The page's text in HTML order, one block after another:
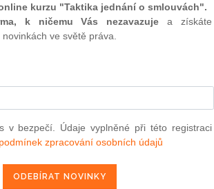
textových souborech,
Tyto cookies mohou být (a velmi
webové stránky, čímž jsou pro
návštěvníka (klienta) webové
zboží, zájezdu, atp.).
prostřednictvím může být zákazník
Výhodou používání těchto
potřeby (podle preferencí zadaných
webové stránky, a dále
stránky.
kurzu "Taktika jednání o smlouvách".
k ničemu Vás nezavazuje a získáte
ve světě práva.
v bezpečí. Údaje vyplněné při této registraci
podmínek zpracování osobních údajů